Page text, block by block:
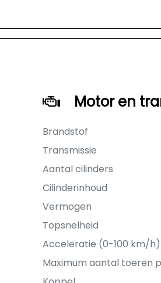
Motor en
Brandstof
Transmissie
Aantal cilinders
Cilinderinhoud
Vermogen
Topsnelheid
Acceleratie (0-100 km/h)
Maximum aantal toeren